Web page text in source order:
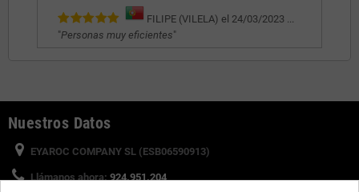
FILIPE (VILELA) el 24/03/2023 ...
"Personas muy eficientes"
Nuestros Datos
EYAROC COMPANY SL (ESB06590913)
Llámanos ahora: 924.951.204